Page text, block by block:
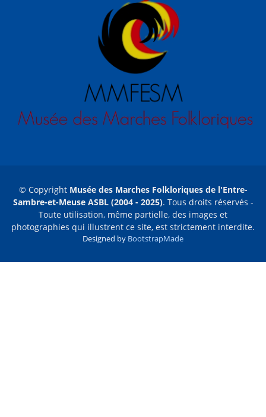
© Copyright Musée des Marches Folkloriques de l'Entre-
Sambre-et-Meuse ASBL (2004 - 2025). Tous droits réservés -
Toute utilisation, même partielle, des images et
photographies qui illustrent ce site, est strictement interdite.
Designed by BootstrapMade